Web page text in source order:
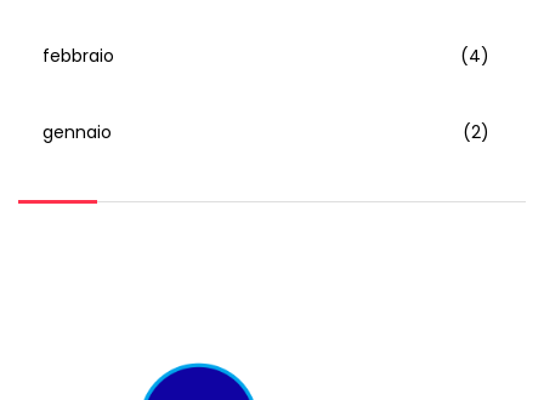
febbraio (4)
gennaio (2)